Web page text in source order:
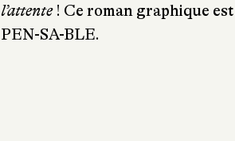
l’attente! Ce roman graphique
PEN-SA-BLE.